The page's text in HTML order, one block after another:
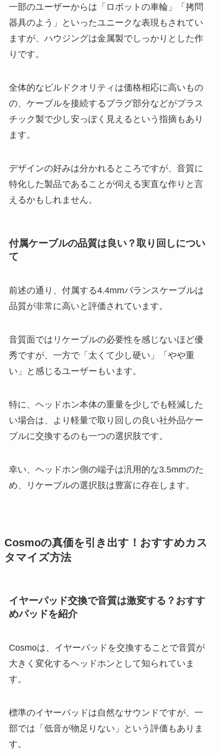
一部のユーザーからは「ロボットの車輪」「拷問
器具のよう」といったユニークな表現もされてい
ますが、ハウジングは金属製でしっかりとした作
りです。
全体的なビルドクオリティは価格相応に高いもの
の、ケーブルを接続するプラグ部分などがプラス
チック製で少し安っぽく見えるという指摘もあり
ます。
デザインの好みは分かれるところですが、音質に
特化した製品であることが伺える実直な作りと言
えるかもしれません。
付属ケーブルの品質は良い？取り回しについ
て
前述の通り、付属する4.4mmバランスケーブルは
品質が非常に高いと評価されています。
音質面ではリケーブルの必要性を感じないほど優
秀ですが、一方で「太くて少し硬い」「やや重
い」と感じるユーザーもいます。
特に、ヘッドホン本体の重量を少しでも軽減した
い場合は、より軽量で取り回しの良い社外品ケー
ブルに交換するのも一つの選択肢です。
幸い、ヘッドホン側の端子は汎用的な3.5mmのた
め、リケーブルの選択肢は豊富に存在します。
Cosmoの真価を引き出す！おすすめカス
タマイズ方法
イヤーパッド交換で音質は激変する？おすす
めパッドを紹介
Cosmoは、イヤーパッドを交換することで音質が
大きく変化するヘッドホンとして知られていま
す。
標準のイヤーパッドは自然なサウンドですが、一
部では「低音が物足りない」という評価もありま
す。